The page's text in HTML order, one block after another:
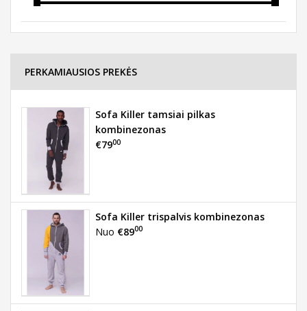
PERKAMIAUSIOS PREKĖS
Sofa Killer tamsiai pilkas
kombinezonas
€7900
Sofa Killer trispalvis kombinezonas
Nuo €8900